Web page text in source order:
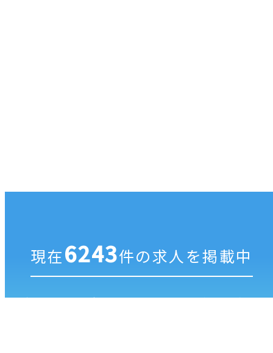
現在6243件の求人を掲載中
ジブンにあった歯科医院を探すならゼロメディカ